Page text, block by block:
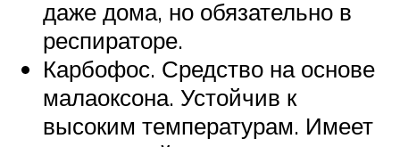
даже дома, но обязательно в
респираторе.
Карбофос. Средство на основе
малаоксона. Устойчив к
высоким температурам. Имеет